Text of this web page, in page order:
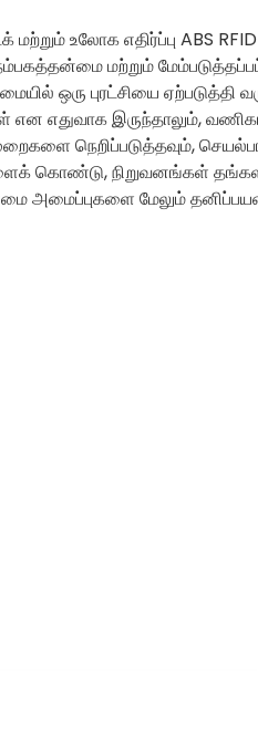
மற்றும் உலோக எதிர்ப்பு ABS
மற்றும்
ஒரு புரட்சியை
என எதுவாக இருந்தாலும்,
நெறிப்படுத்தவும்,
கொண்டு, நிறுவனங்கள் தங்களின்
அமைப்புகளை மேலும்